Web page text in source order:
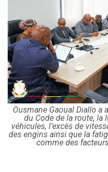
Ousmane Gaoual Diallo
du Code de la route, la
véhicules, l’excès de
des engins ainsi que la
comme des